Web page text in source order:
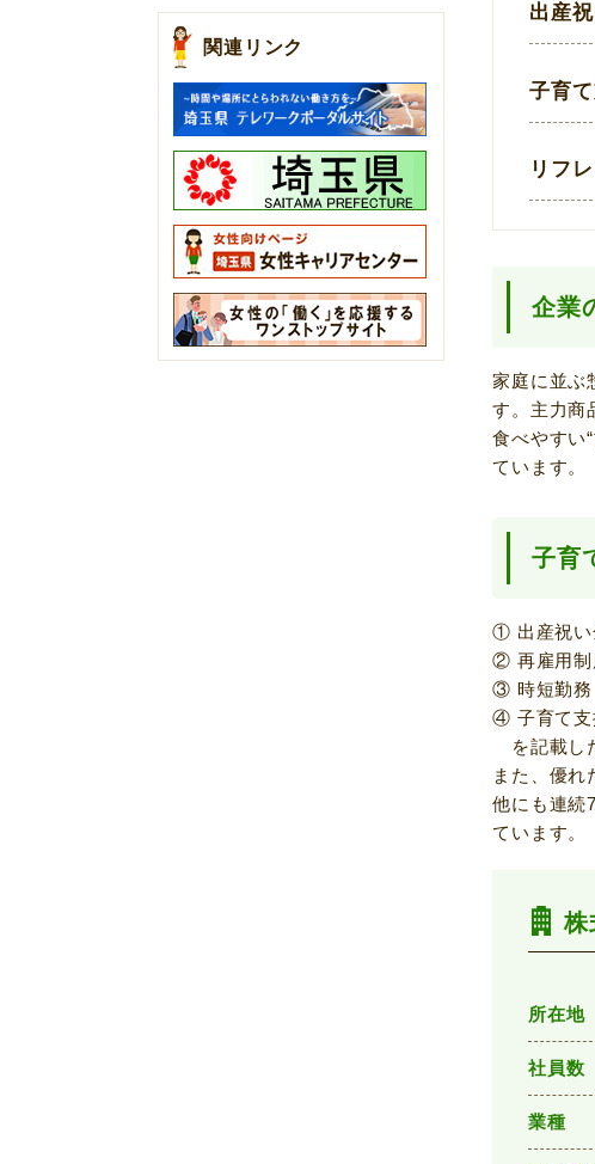
関連リンク
出産
子育
リフ
企業
家庭に並ぶ
す。主力商
食べやすい
ています。
子育
① 出産祝い
② 再雇用制
③ 時短勤務
④ 子育て支
を記載し
また、優れ
他にも連続
ています。
株
所在地
社員数
業種